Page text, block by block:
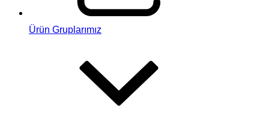
Ürün Gruplarımız